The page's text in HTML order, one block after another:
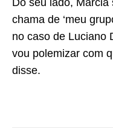
Do seu lado,
chama de ‘meu
no caso de Luciano
vou polemizar com
disse.